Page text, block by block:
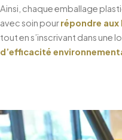
Ainsi, chaque emballage
avec soin pourrépondre aux
tout en s’inscrivant dans une
d’efficacité